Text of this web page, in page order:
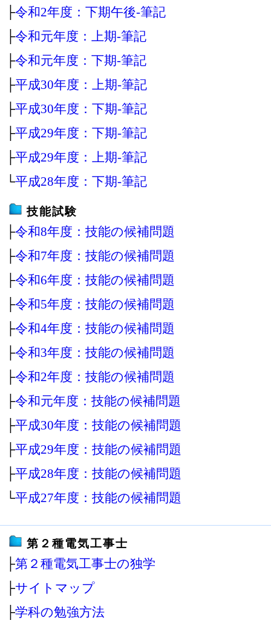
├令和2年度：下期午後‐筆記
├令和元年度：上期‐筆記
├令和元年度：下期‐筆記
├平成30年度：上期‐筆記
├平成30年度：下期‐筆記
├平成29年度：下期‐筆記
├平成29年度：上期‐筆記
└平成28年度：下期‐筆記
技能試験
├令和8年度：技能の候補問題
├令和7年度：技能の候補問題
├令和6年度：技能の候補問題
├令和5年度：技能の候補問題
├令和4年度：技能の候補問題
├令和3年度：技能の候補問題
├令和2年度：技能の候補問題
├令和元年度：技能の候補問題
├平成30年度：技能の候補問題
├平成29年度：技能の候補問題
├平成28年度：技能の候補問題
└平成27年度：技能の候補問題
第２種電気工事士
├第２種電気工事士の独学
├サイトマップ
├学科の勉強方法